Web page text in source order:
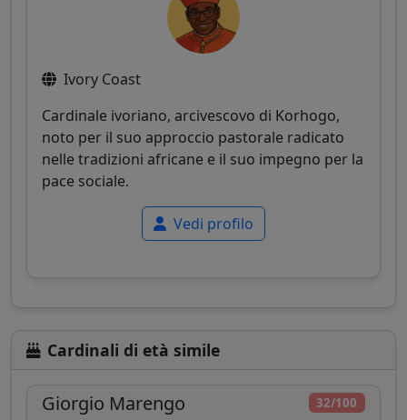
Ivory Coast
Cardinale ivoriano, arcivescovo di Korhogo,
noto per il suo approccio pastorale radicato
nelle tradizioni africane e il suo impegno per la
pace sociale.
Vedi profilo
Cardinali di età simile
32/100
Giorgio Marengo